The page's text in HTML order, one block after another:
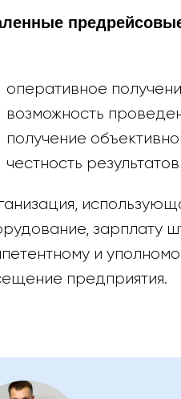
оперативное
возможность
получение
честность
зарплату
и
предприятия.